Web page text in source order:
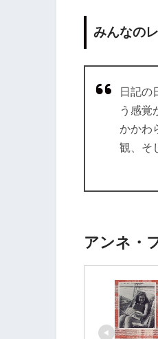
みんなの
日記の
う感覚
かかわ
観、そ
アンネ・